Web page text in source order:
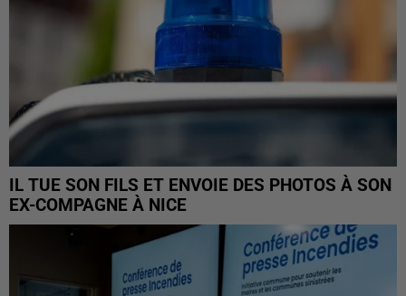
IL TUE SON FILS ET ENVOIE DES PHOTOS À SON
EX-COMPAGNE À NICE